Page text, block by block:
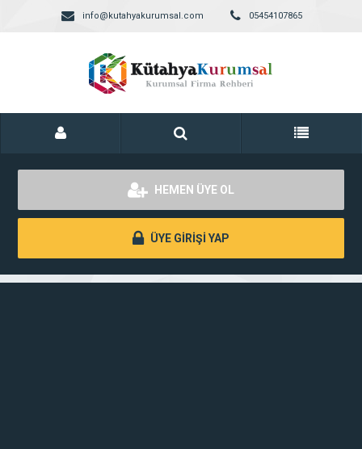
info@kutahyakurumsal.com 05454107865
HEMEN ÜYE OL
ÜYE GİRİŞİ YAP